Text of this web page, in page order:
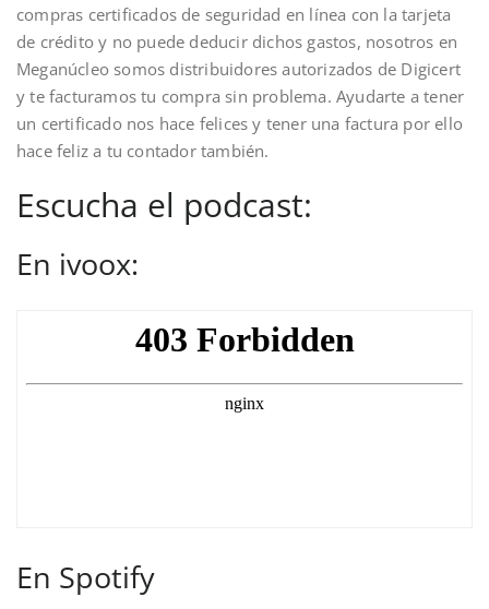
compras certificados de seguridad en línea con la tarjeta
de crédito y no puede deducir dichos gastos, nosotros en
Meganúcleo somos distribuidores autorizados de Digicert
y te facturamos tu compra sin problema. Ayudarte a tener
un certificado nos hace felices y tener una factura por ello
hace feliz a tu contador también.
Escucha el podcast:
En ivoox:
En Spotify